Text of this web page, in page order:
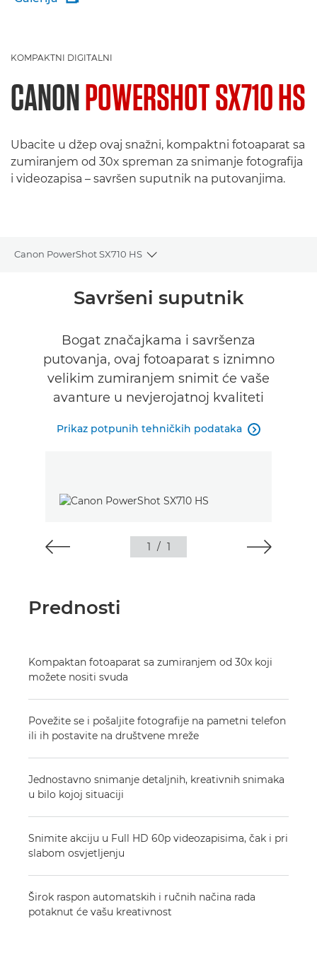
KOMPAKTNI DIGITALNI
CANONPOWERSHOT SX710 HS
Ubacite u džep ovaj snažni, kompaktni fotoaparat sa
zumiranjem od 30x spreman za snimanje fotografija
i videozapisa – savršen suputnik na putovanjima.
Canon PowerShot SX710 HS
Toggle breadcrumbs
Savršeni suputnik
Bogat značajkama i savršenza
putovanja, ovaj fotoaparat s iznimno
velikim zumiranjem snimit će vaše
avanture u nevjerojatnoj kvaliteti
Prikaz potpunih tehničkih podataka 
1 / 1
Prednosti
Kompaktan fotoaparat sa zumiranjem od 30x koji
možete nositi svuda
Povežite se i pošaljite fotografije na pametni telefon
ili ih postavite na društvene mreže
Jednostavno snimanje detaljnih, kreativnih snimaka
u bilo kojoj situaciji
Snimite akciju u Full HD 60p videozapisima, čak i pri
slabom osvjetljenju
Širok raspon automatskih i ručnih načina rada
potaknut će vašu kreativnost